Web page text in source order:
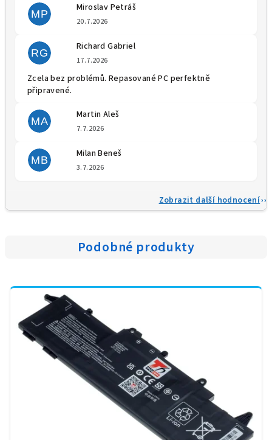
MP
Miroslav Petráš
20.7.2026
RG
Richard Gabriel
17.7.2026
Zcela bez problémů. Repasované PC perfektně
připravené.
MA
Martin Aleš
7.7.2026
MB
Milan Beneš
3.7.2026
Zobrazit další hodnocení
Podobné produkty